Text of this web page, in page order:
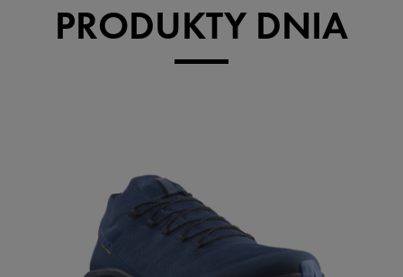
PRODUKTY DNIA